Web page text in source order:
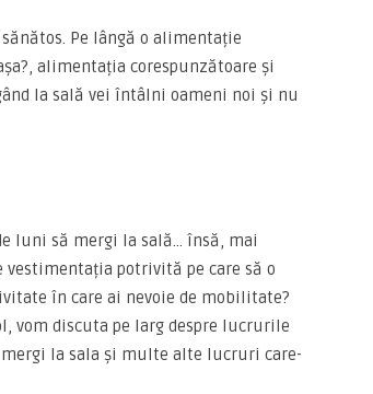
Pe lângă o alimentație
alimentația corespunzătoare și
la sală vei întâlni oameni noi și nu
luni să mergi la sală… însă, mai
vestimentația potrivită pe care să o
în care ai nevoie de mobilitate?
vom discuta pe larg despre lucrurile
la sala și multe alte lucruri care-